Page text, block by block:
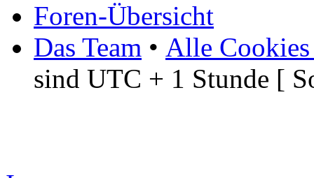
Foren-Übersicht
Das Team • Alle Cookies
sind UTC + 1 Stunde [